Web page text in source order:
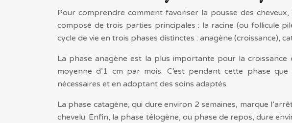
Pour comprendre comment favoriser la pousse des
composé de trois parties principales : la racine (ou follicule
cycle de vie en trois phases distinctes : anagène (croissance),
La phase anagène est la plus importante pour la
moyenne d’1 cm par mois. C’est pendant cette phase
nécessaires et en adoptant des soins adaptés.
La phase catagène, qui dure environ 2 semaines, marque
chevelu. Enfin, la phase télogène, ou phase de repos, dure